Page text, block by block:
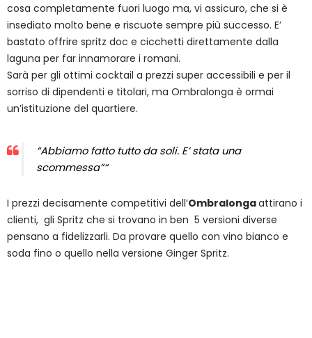
cosa completamente fuori luogo ma, vi assicuro, che si è
insediato molto bene e riscuote sempre più successo. E’
bastato offrire spritz doc e cicchetti direttamente dalla
laguna per far innamorare i romani.
Sarà per gli ottimi cocktail a prezzi super accessibili e per il
sorriso di dipendenti e titolari, ma Ombralonga è ormai
un’istituzione del quartiere.
“Abbiamo fatto tutto da soli. E’ stata una
scommessa”“
I prezzi decisamente competitivi dell’Ombralongaattirano i
clienti, gli Spritz che si trovano in ben 5 versioni diverse
pensano a fidelizzarli. Da provare quello con vino bianco e
soda fino o quello nella versione Ginger Spritz.